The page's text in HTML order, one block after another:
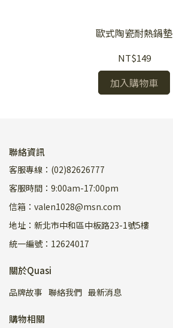
歐式陶瓷耐熱鍋墊
NT$149
加入購物車
聯絡資訊
客服專線：(02)82626777
客服時間：9:00am-17:00pm
信箱：valen1028@msn.com
地址：新北市中和區中板路23-1號5樓
統一編號：12624017
關於Quasi
品牌故事 聯絡我們 最新消息
購物相關